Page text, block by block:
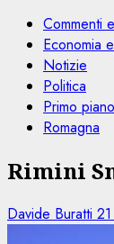
Commenti
Economia
Notizie
Politica
Primo piano
Romagna
Rimini
Davide Buratti